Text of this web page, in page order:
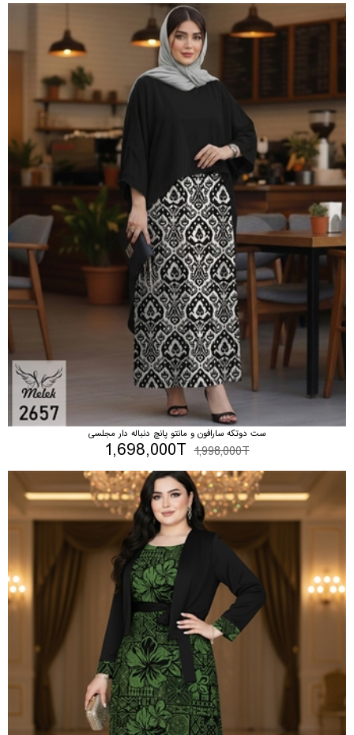
ست دوتکه سارافون و مانتو پانچ دنباله دار مجلسی
1,998,000T
1,698,000T